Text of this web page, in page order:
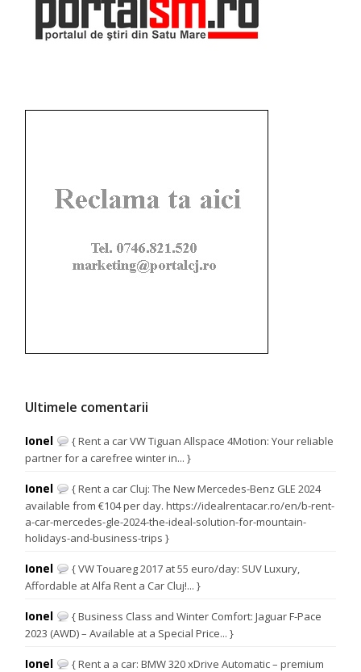
Ultimele comentarii
Ionel
{ Rent a car VW Tiguan Allspace 4Motion: Your reliable
partner for a carefree winter in... }
Ionel
{ Rent a car Cluj: The New Mercedes-Benz GLE 2024
available from €104 per day. https://idealrentacar.ro/en/b-rent-
a-car-mercedes-gle-2024-the-ideal-solution-for-mountain-
holidays-and-business-trips }
Ionel
{ VW Touareg 2017 at 55 euro/day: SUV Luxury,
Affordable at Alfa Rent a Car Cluj!... }
Ionel
{ Business Class and Winter Comfort: Jaguar F-Pace
2023 (AWD) – Available at a Special Price... }
Ionel
{ Rent a a car: BMW 320 xDrive Automatic – premium